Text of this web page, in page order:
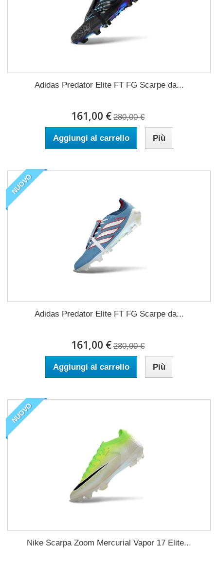
Adidas Predator Elite FT FG Scarpe da...
161,00 € 280,00 €
Aggiungi al carrello Più
NUOVO
Adidas Predator Elite FT FG Scarpe da...
161,00 € 280,00 €
Aggiungi al carrello Più
NUOVO
Nike Scarpa Zoom Mercurial Vapor 17 Elite...